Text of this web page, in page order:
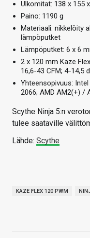
Ulkomitat: 138 x 155
Paino: 1190 g
Materiaali: nikkelöity
lämpöputket
Lämpöputket: 6 x 6
2 x 120 mm Kaze
16,6-43 CFM; 4-14,5
Yhteensopivuus:
2066; AMD AM2(+) /
Scythe Ninja 5:n
tulee saataville
Lähde: Scythe
KAZE FLEX 120 PWM